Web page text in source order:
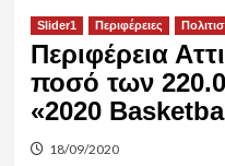
Slider1 Περιφέρειες
Περιφέρεια
ποσό των
«2020
18/09/2020